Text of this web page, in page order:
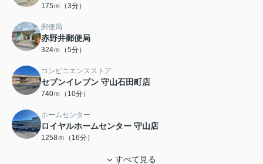
175ｍ（3分）
郵便局
赤野井郵便局
324ｍ（5分）
コンビニエンスストア
セブンイレブン 守山石田町店
740ｍ（10分）
ホームセンター
ロイヤルホームセンター 守山店
1258ｍ（16分）
すべて見る